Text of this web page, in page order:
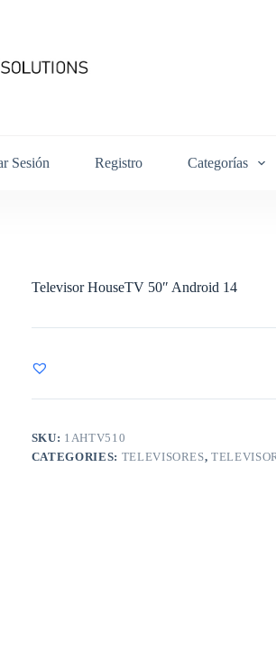
Sesión Registro Categorías
Televisor HouseTV 50″ Android 14
SKU: 1AHTV510
CATEGORIES: TELEVISORES,